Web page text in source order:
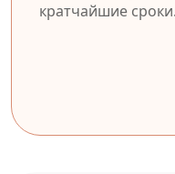
кратчайшие сроки.